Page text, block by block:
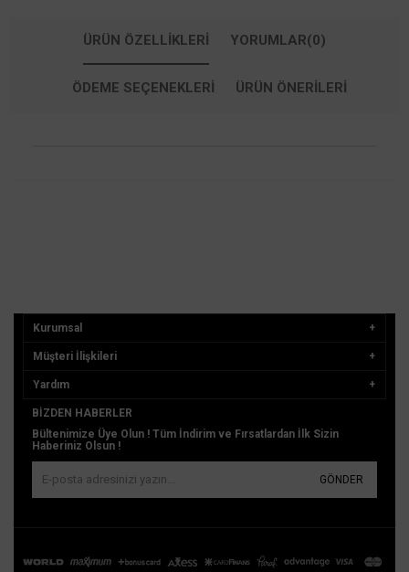
ÜRÜN ÖZELLIKLERI YORUMLAR(0)
ÖDEME SEÇENEKLERI ÜRÜN ÖNERILERI
Kurumsal
Müşteri İlişkileri
Yardım
BIZDEN HABERLER
Bültenimize Üye Olun ! Tüm İndirim ve Fırsatlardan İlk Sizin
Haberiniz Olsun !
GÖNDER